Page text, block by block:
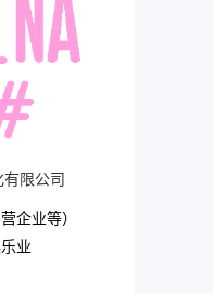
限公司
企业等）
业